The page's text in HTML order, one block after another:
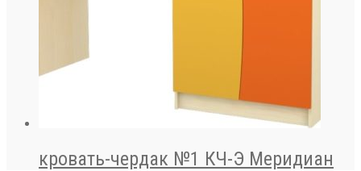
кровать-чердак №1 КЧ-Э Меридиан